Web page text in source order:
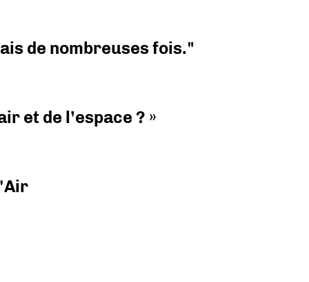
de nombreuses fois."
et de l’espace ? »